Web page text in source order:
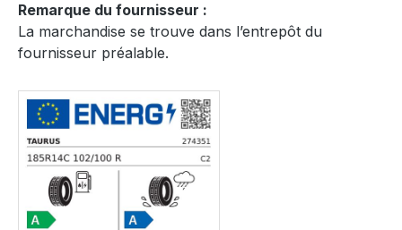
Remarque du fournisseur :
La marchandise se trouve dans l’entrepôt du
fournisseur préalable.